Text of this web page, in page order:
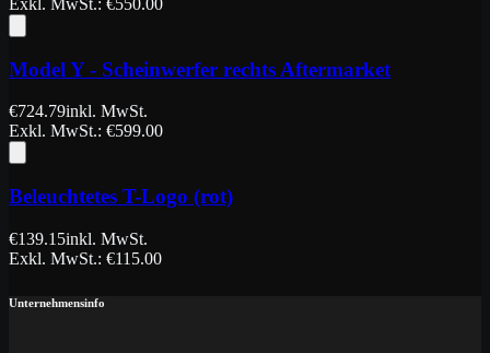
Exkl. MwSt.: €550.00
Model Y - Scheinwerfer rechts Aftermarket
€724.79inkl. MwSt.
Exkl. MwSt.: €599.00
Beleuchtetes T-Logo (rot)
€139.15inkl. MwSt.
Exkl. MwSt.: €115.00
Unternehmensinfo